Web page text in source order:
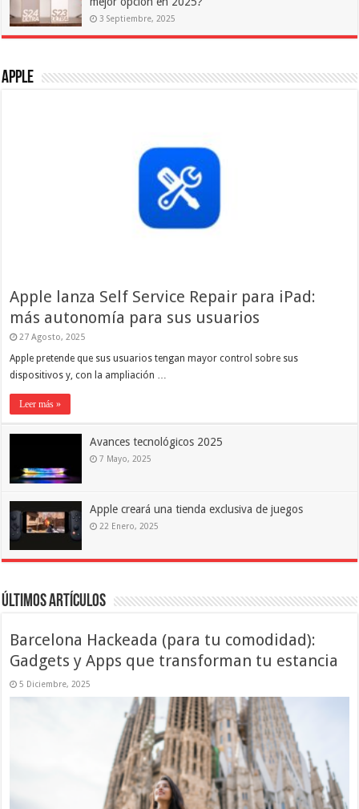
3 Septiembre, 2025
Apple
Apple lanza Self Service Repair para iPad:
más autonomía para sus usuarios
27 Agosto, 2025
Apple pretende que sus usuarios tengan mayor control sobre sus
dispositivos y, con la ampliación …
Leer más »
Avances tecnológicos 2025
7 Mayo, 2025
Apple creará una tienda exclusiva de juegos
22 Enero, 2025
Últimos artículos
Barcelona Hackeada (para tu comodidad):
Gadgets y Apps que transforman tu estancia
5 Diciembre, 2025